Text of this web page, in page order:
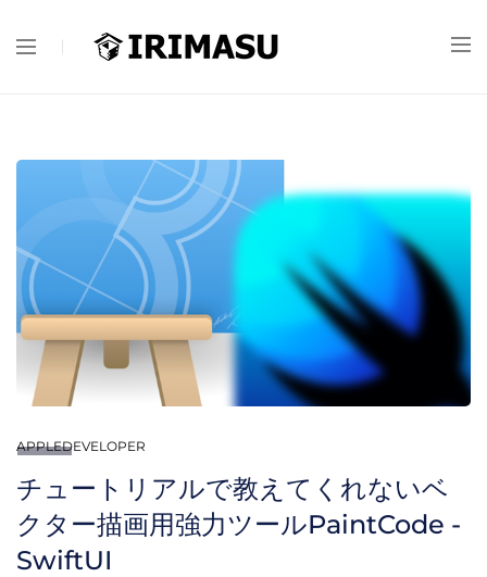
APPLEDEVELOPER
チュートリアルで教えてくれないベ
クター描画用強力ツールPaintCode -
SwiftUI